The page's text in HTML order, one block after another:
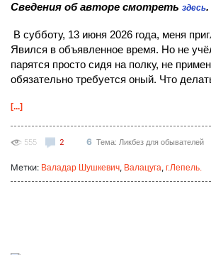
Сведения об авторе смотреть здесь.
В субботу, 13 июня 2026 года, меня
Явился в объявленное время. Но не
парятся просто сидя на полку, не
обязательно требуется оный. Что
[...]
555 2 6 Тема: Ликбез для обывателей
Метки: Валадар Шушкевич, Валацуга, г.Лепель.